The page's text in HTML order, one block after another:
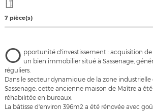
7 pièce(s)
O pportunité d'investissement : acquisition
un bien immobilier situé à Sassenage,
réguliers.
Dans le secteur dynamique de la zone industrielle
Sassenage, cette ancienne maison de Maître a
réhabilitée en bureaux.
La bâtisse d'environ 396m2 a été rénovée avec